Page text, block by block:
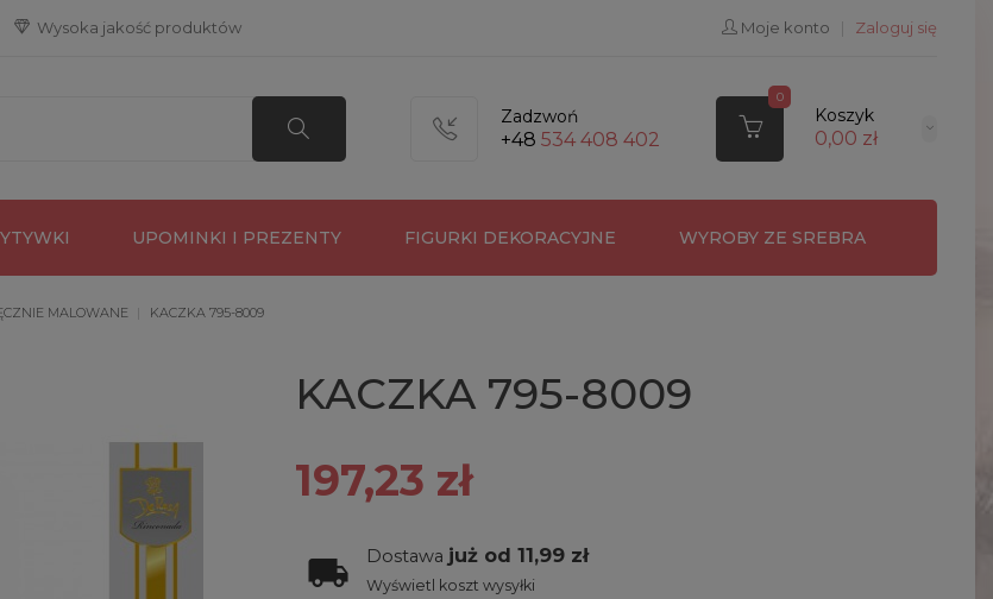
 Wysoka jakość produktów Moje konto Zaloguj się
Zadzwoń
+48 534 408 402
0
Koszyk
0,00 zł
UPOMINKI I PREZENTY FIGURKI DEKORACYJNE WYROBY ZE SREBRA
MALOWANE KACZKA 795-8009
KACZKA 795-8009
197,23 zł
Dostawa już od 11,99 zł
Wyświetl koszt wysyłki